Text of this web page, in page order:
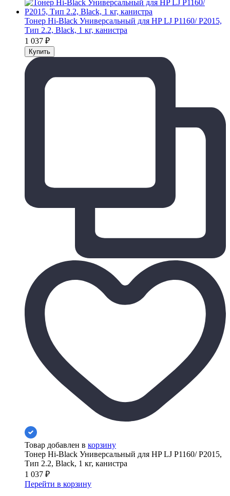
Тонер Hi-Black Универсальный для HP LJ P1160/ P2015,
Тип 2.2, Black, 1 кг, канистра
1 037 ₽
Товар добавлен в корзину
Тонер Hi-Black Универсальный для HP LJ P1160/ P2015,
Тип 2.2, Black, 1 кг, канистра
1 037 ₽
Перейти в корзину